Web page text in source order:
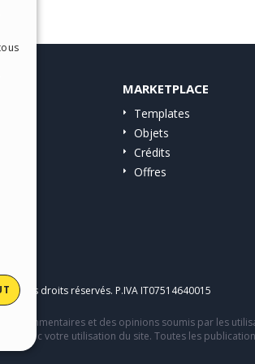
MARKETPLACE
Templates
Objets
Crédits
Offres
Tous droits réservés. P.IVA IT07514640015
commentaires et des opinions soumis par les
avec votre utilisation du site. Toutes les